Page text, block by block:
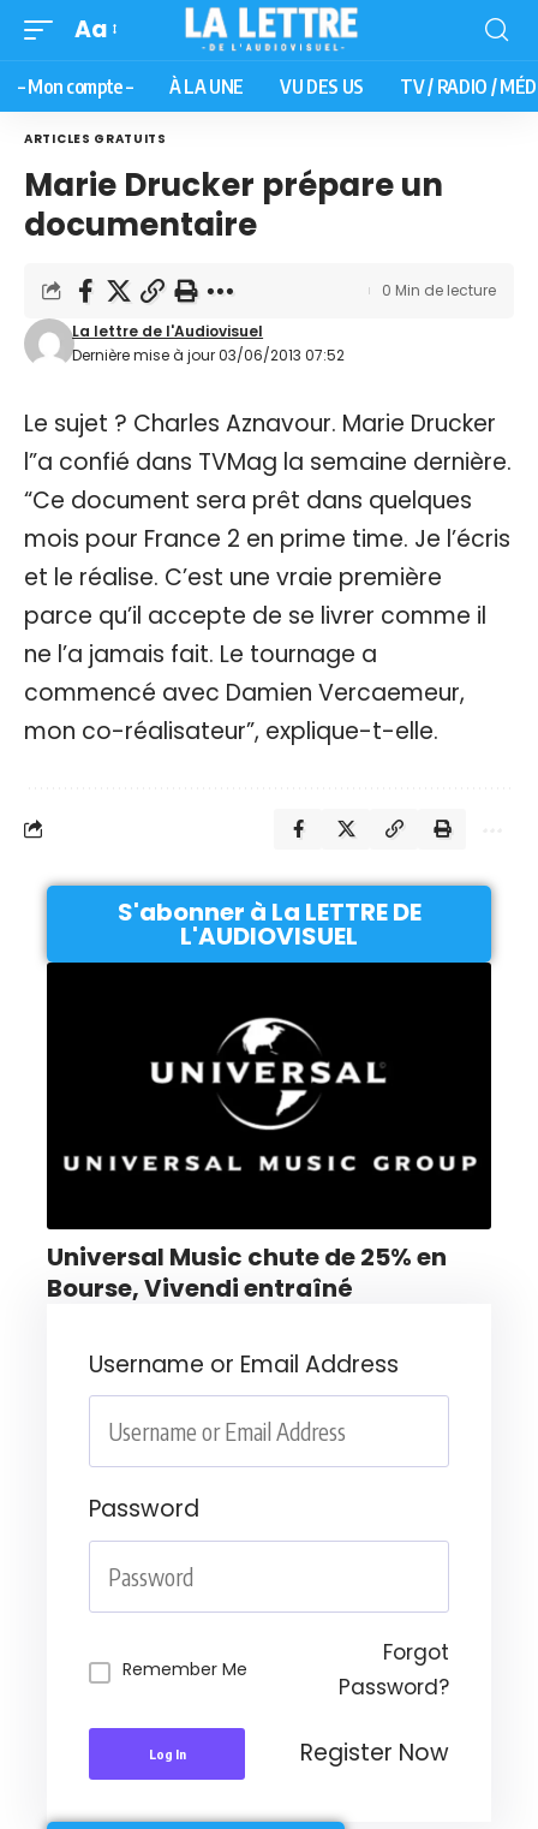
Aa
– Mon compte – À LA UNE VU DES US TV / RADIO /
ARTICLES GRATUITS
Marie Drucker prépare un
documentaire
Dernière mise à jour 03/06/2013 07:52
La lettre de l'Audiovisuel
0 Min de lecture
Le sujet ? Charles Aznavour. Marie Drucker
l”a confié dans TVMag la semaine dernière.
“Ce document sera prêt dans quelques
mois pour France 2 en prime time. Je l’écris
et le réalise. C’est une vraie première
parce qu’il accepte de se livrer comme il
ne l’a jamais fait. Le tournage a
commencé avec Damien Vercaemeur,
mon co-réalisateur”, explique-t-elle.
S'abonner à La LETTRE DE
L'AUDIOVISUEL
Universal Music chute de 25% en
Bourse, Vivendi entraîné
Username or Email Address
Password
Remember Me
Forgot
Password?
Log In Register Now